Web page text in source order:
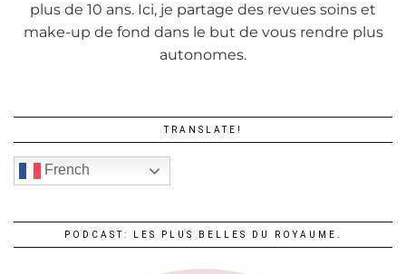
plus de 10 ans. Ici, je partage des revues soins et
make-up de fond dans le but de vous rendre plus
autonomes.
TRANSLATE!
French
PODCAST: LES PLUS BELLES DU ROYAUME.